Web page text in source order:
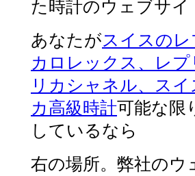
た時計のウェブサイ
あなたがスイスの
カロレックス、レ
リカシャネル、ス
カ高級時計可能な限
しているなら
右の場所。弊社の